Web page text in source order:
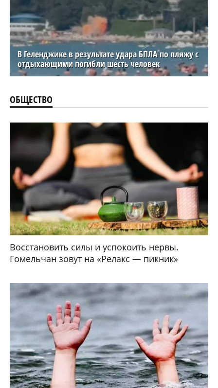
В Геленджике в результате удара БПЛА по пляжу с
отдыхающими погибли шесть человек
ОБЩЕСТВО
Восстановить силы и успокоить нервы.
Гомельчан зовут на «Релакс — пикник»